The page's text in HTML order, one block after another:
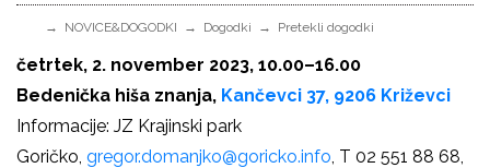
NOVICE&DOGODKI Dogodki Pretekli dogodki
četrtek, 2. november 2023, 10.00–16.00
Bedenička hiša znanja, Kančevci 37, 9206 Križevci
Informacije: JZ Krajinski park
Goričko, gregor.domanjko@goricko.info, T 02 551 88 68,